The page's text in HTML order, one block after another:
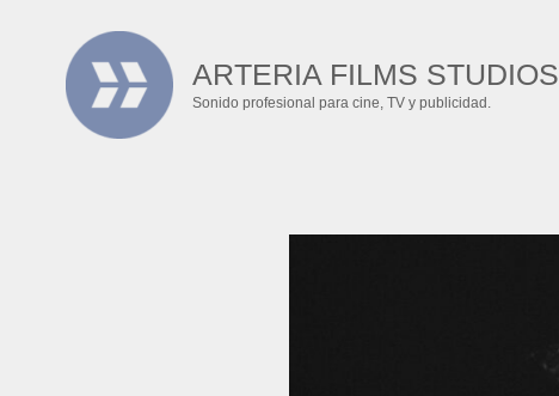
contenido
ARTERIA FILMS STUDIOS
Sonido profesional para cine, TV y publicidad.